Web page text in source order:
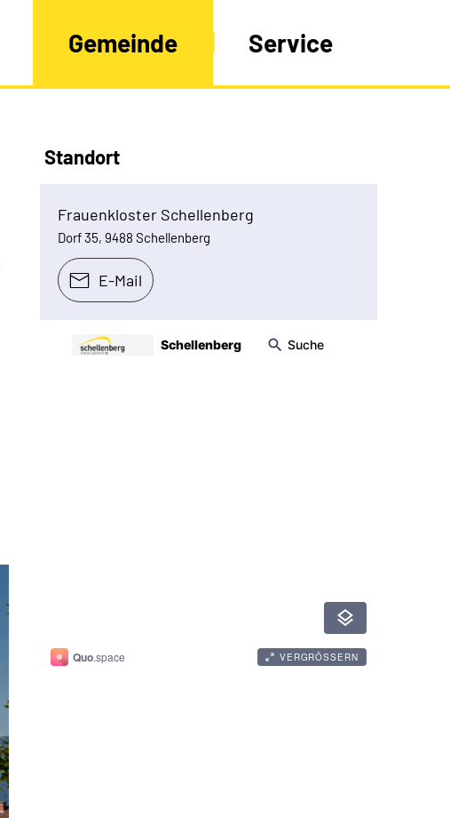
Gemeinde Service
Standort
Frauenkloster Schellenberg
Dorf 35, 9488 Schellenberg
E-Mail